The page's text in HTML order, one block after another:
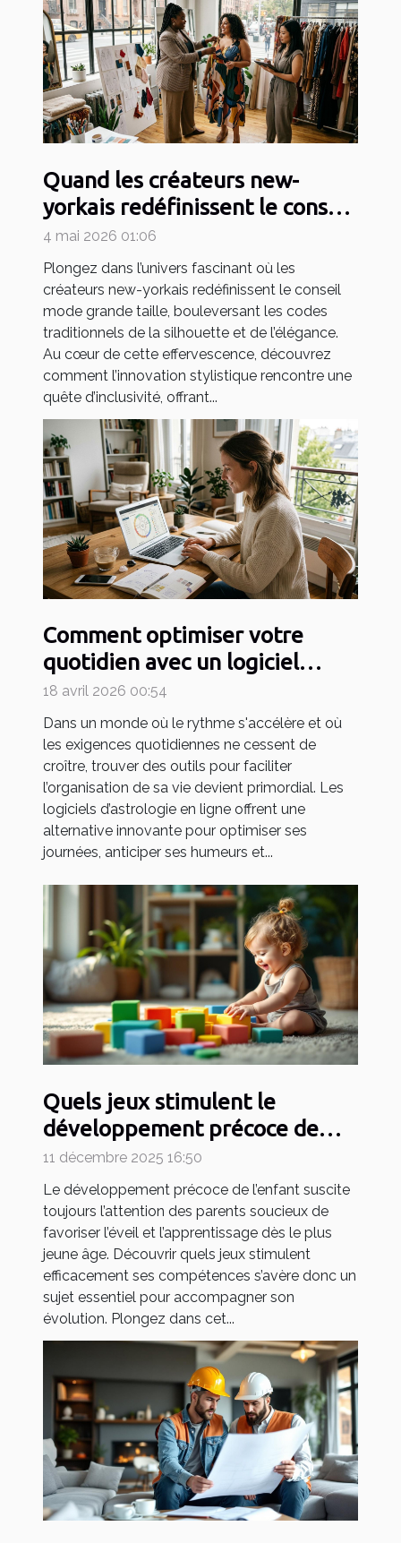
Quand les créateurs new-
yorkais redéfinissent le conseil
mode grande taille
4 mai 2026 01:06
Plongez dans l’univers fascinant où les
créateurs new-yorkais redéfinissent le conseil
mode grande taille, bouleversant les codes
traditionnels de la silhouette et de l’élégance.
Au cœur de cette effervescence, découvrez
comment l’innovation stylistique rencontre une
quête d’inclusivité, offrant...
Comment optimiser votre
quotidien avec un logiciel
d'astrologie en ligne ?
18 avril 2026 00:54
Dans un monde où le rythme s'accélère et où
les exigences quotidiennes ne cessent de
croître, trouver des outils pour faciliter
l’organisation de sa vie devient primordial. Les
logiciels d’astrologie en ligne offrent une
alternative innovante pour optimiser ses
journées, anticiper ses humeurs et...
Quels jeux stimulent le
développement précoce de
votre enfant ?
11 décembre 2025 16:50
Le développement précoce de l’enfant suscite
toujours l’attention des parents soucieux de
favoriser l’éveil et l’apprentissage dès le plus
jeune âge. Découvrir quels jeux stimulent
efficacement ses compétences s’avère donc un
sujet essentiel pour accompagner son
évolution. Plongez dans cet...